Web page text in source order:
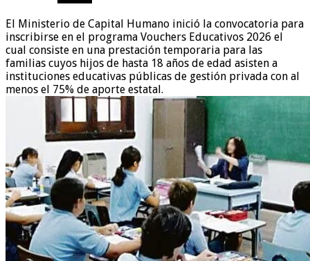
El Ministerio de Capital Humano inició la convocatoria para
inscribirse en el programa Vouchers Educativos 2026 el
cual consiste en una prestación temporaria para las
familias cuyos hijos de hasta 18 años de edad asisten a
instituciones educativas públicas de gestión privada con al
menos el 75% de aporte estatal.